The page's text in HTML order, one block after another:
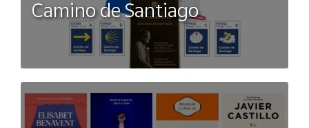
Camino de Santiago